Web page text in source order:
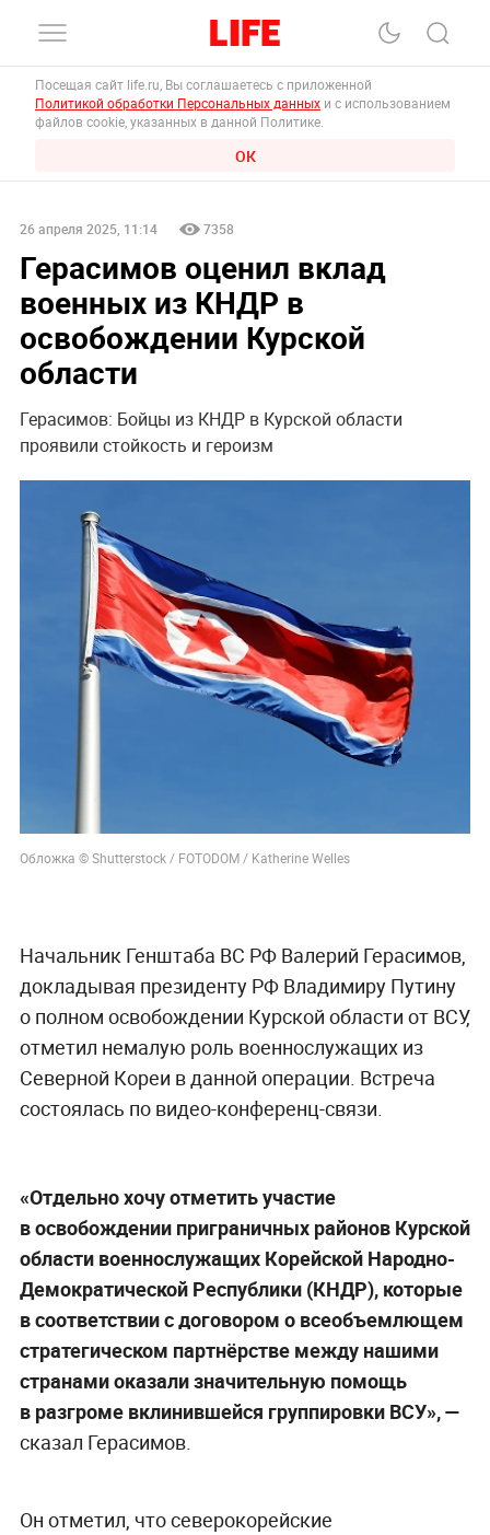
Посещая сайт life.ru, Вы соглашаетесь с приложенной
Политикой обработки Персональных данных и с использованием
файлов cookie, указанных в данной Политике.
ОК
26 апреля 2025, 11:14 7358
Герасимов оценил вклад
военных из КНДР в
освобождении Курской
области
Герасимов: Бойцы из КНДР в Курской области
проявили стойкость и героизм
Обложка © Shutterstock / FOTODOM / Katherine Welles
Начальник Генштаба ВС РФ Валерий Герасимов,
докладывая президенту РФ Владимиру Путину
о полном освобождении Курской области от ВСУ,
отметил немалую роль военнослужащих из
Северной Кореи в данной операции. Встреча
состоялась по видео-конференц-связи.
«Отдельно хочу отметить участие
в освобождении приграничных районов Курской
области военнослужащих Корейской Народно-
Демократической Республики (КНДР), которые
в соответствии с договором о всеобъемлющем
стратегическом партнёрстве между нашими
странами оказали значительную помощь
в разгроме вклинившейся группировки ВСУ», —
сказал Герасимов.
Он отметил, что северокорейские